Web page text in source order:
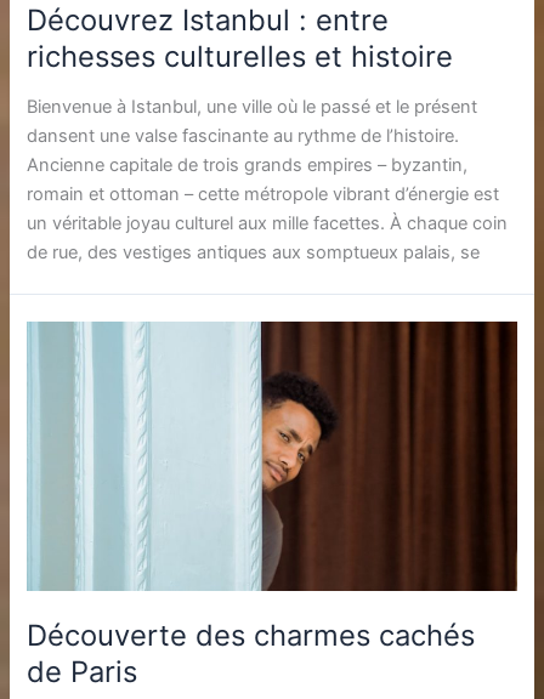
Découvrez Istanbul : entre
richesses culturelles et histoire
Bienvenue à Istanbul, une ville où le passé et le présent
dansent une valse fascinante au rythme de l’histoire.
Ancienne capitale de trois grands empires – byzantin,
romain et ottoman – cette métropole vibrant d’énergie est
un véritable joyau culturel aux mille facettes. À chaque coin
de rue, des vestiges antiques aux somptueux palais, se
Découverte des charmes cachés
de Paris